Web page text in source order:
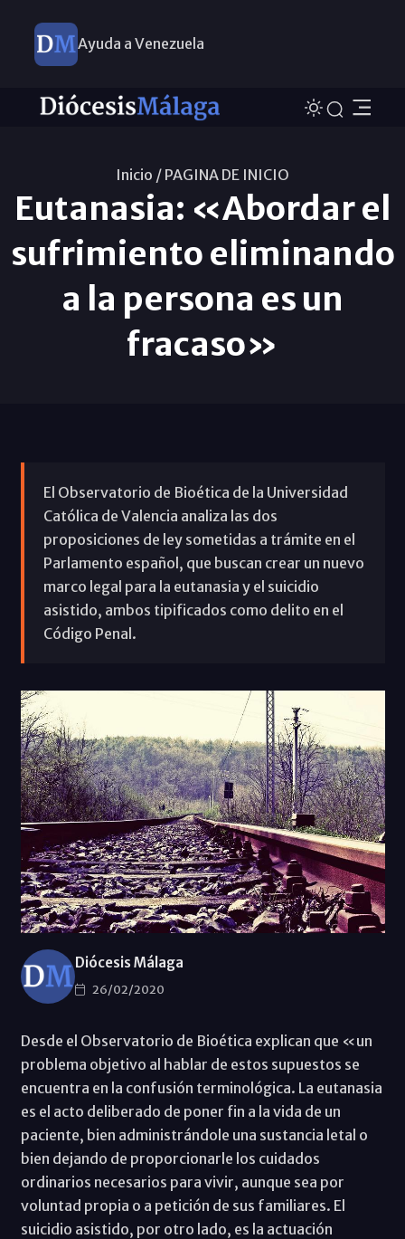
Ayuda a Venezuela
Inicio / PAGINA DE INICIO
Eutanasia: «Abordar el
sufrimiento eliminando
a la persona es un
fracaso»
El Observatorio de Bioética de la Universidad
Católica de Valencia analiza las dos
proposiciones de ley sometidas a trámite en el
Parlamento español, que buscan crear un nuevo
marco legal para la eutanasia y el suicidio
asistido, ambos tipificados como delito en el
Código Penal.
Diócesis Málaga
26/02/2020
Desde el Observatorio de Bioética explican que «un
problema objetivo al hablar de estos supuestos se
encuentra en la confusión terminológica. La eutanasia
es el acto deliberado de poner fin a la vida de un
paciente, bien administrándole una sustancia letal o
bien dejando de proporcionarle los cuidados
ordinarios necesarios para vivir, aunque sea por
voluntad propia o a petición de sus familiares. El
suicidio asistido, por otro lado, es la actuación